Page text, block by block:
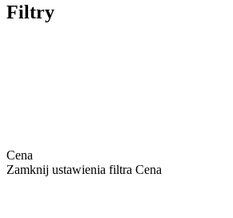
Filtry
Cena
Zamknij ustawienia filtra Cena